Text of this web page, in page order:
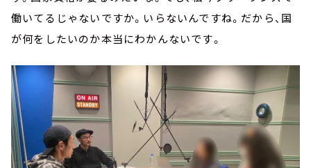
働いてるじゃないですか。いらないんですね。だから、国
が何をしたいのか本当にわかんないです。